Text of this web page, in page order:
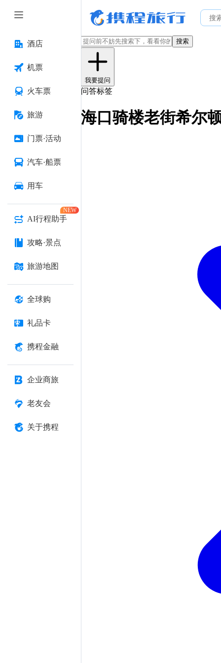
酒店
机票
火车票
旅游
门票·活动
汽车·船票
用车
AI行程助手
NEW
攻略·景点
旅游地图
全球购
礼品卡
携程金融
企业商旅
老友会
关于携程
搜索
我要提问
问答标签
海口骑楼老街希尔